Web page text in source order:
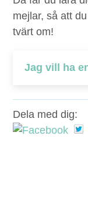
mejlar, så att
tvärt om!
Jag vill ha
Dela med dig: